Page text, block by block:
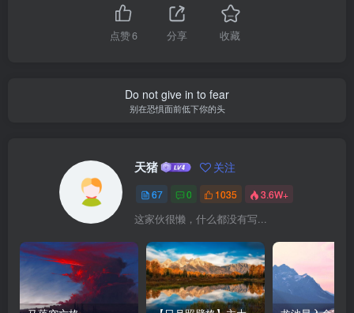
点赞6 分享 收藏
Do not give in to fear
别在恐惧面前低下你的头
天猪 关注
67 0 1035 3.6W+
这家伙很懒，什么都没有写...